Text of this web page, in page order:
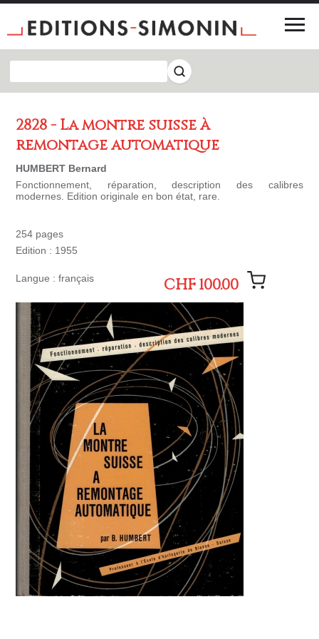
2828 - La montre suisse à
remontage automatique
HUMBERT Bernard
Fonctionnement, réparation, description des calibres
modernes. Edition originale en bon état, rare.
254 pages
Edition : 1955
Langue : français CHF 100.00